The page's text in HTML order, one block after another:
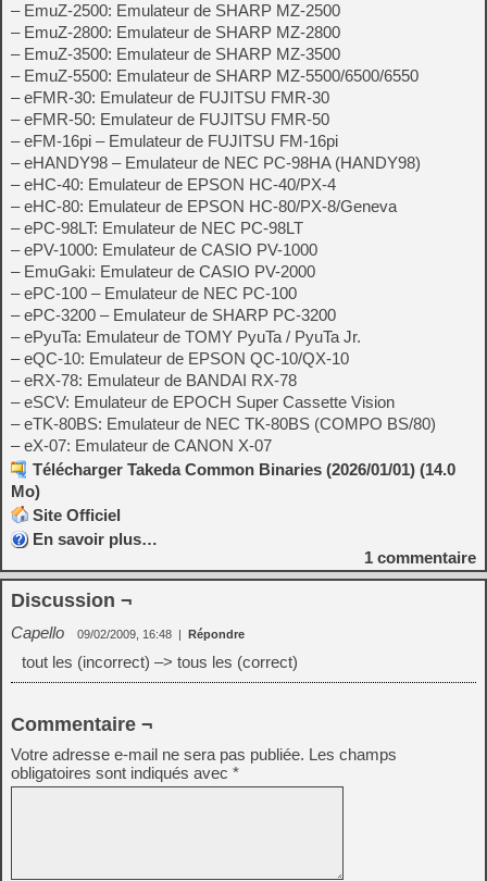
– EmuZ-2500: Emulateur de SHARP MZ-2500
– EmuZ-2800: Emulateur de SHARP MZ-2800
– EmuZ-3500: Emulateur de SHARP MZ-3500
– EmuZ-5500: Emulateur de SHARP MZ-5500/6500/6550
– eFMR-30: Emulateur de FUJITSU FMR-30
– eFMR-50: Emulateur de FUJITSU FMR-50
– eFM-16pi – Emulateur de FUJITSU FM-16pi
– eHANDY98 – Emulateur de NEC PC-98HA (HANDY98)
– eHC-40: Emulateur de EPSON HC-40/PX-4
– eHC-80: Emulateur de EPSON HC-80/PX-8/Geneva
– ePC-98LT: Emulateur de NEC PC-98LT
– ePV-1000: Emulateur de CASIO PV-1000
– EmuGaki: Emulateur de CASIO PV-2000
– ePC-100 – Emulateur de NEC PC-100
– ePC-3200 – Emulateur de SHARP PC-3200
– ePyuTa: Emulateur de TOMY PyuTa / PyuTa Jr.
– eQC-10: Emulateur de EPSON QC-10/QX-10
– eRX-78: Emulateur de BANDAI RX-78
– eSCV: Emulateur de EPOCH Super Cassette Vision
– eTK-80BS: Emulateur de NEC TK-80BS (COMPO BS/80)
– eX-07: Emulateur de CANON X-07
Télécharger Takeda Common Binaries (2026/01/01) (14.0
Mo)
Site Officiel
En savoir plus…
1 commentaire
Discussion ¬
Capello 09/02/2009, 16:48 | Répondre
tout les (incorrect) –> tous les (correct)
Commentaire ¬
Votre adresse e-mail ne sera pas publiée. Les champs
obligatoires sont indiqués avec *